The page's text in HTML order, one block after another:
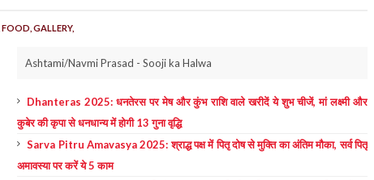
FOOD, GALLERY,
Ashtami/Navmi Prasad - Sooji ka Halwa
Dhanteras 2025: धनतेरस पर मेष और कुंभ राशि वाले खरीदें ये शुभ चीजें, मां लक्ष्मी और
कुबेर की कृपा से धनधान्य में होगी 13 गुना वृद्धि
Sarva Pitru Amavasya 2025: श्राद्ध पक्ष में पितृ दोष से मुक्ति का अंतिम मौका, सर्व पितृ
अमावस्या पर करें ये 5 काम